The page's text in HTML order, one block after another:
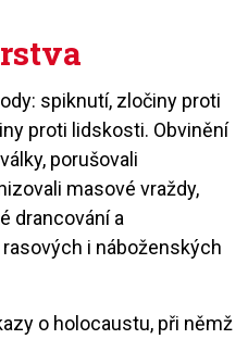
spiknutí, zločiny proti
proti lidskosti. Obvinění
porušovali
masové vraždy,
drancování a
i náboženských
o holocaustu, při němž